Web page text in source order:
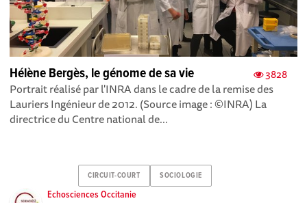
3828
Hélène Bergès, le génome de sa vie
Portrait réalisé par l'INRA dans le cadre de la remise des
Lauriers Ingénieur de 2012. (Source image : ©INRA) La
directrice du Centre national de...
CIRCUIT-COURT SOCIOLOGIE
Echosciences Occitanie